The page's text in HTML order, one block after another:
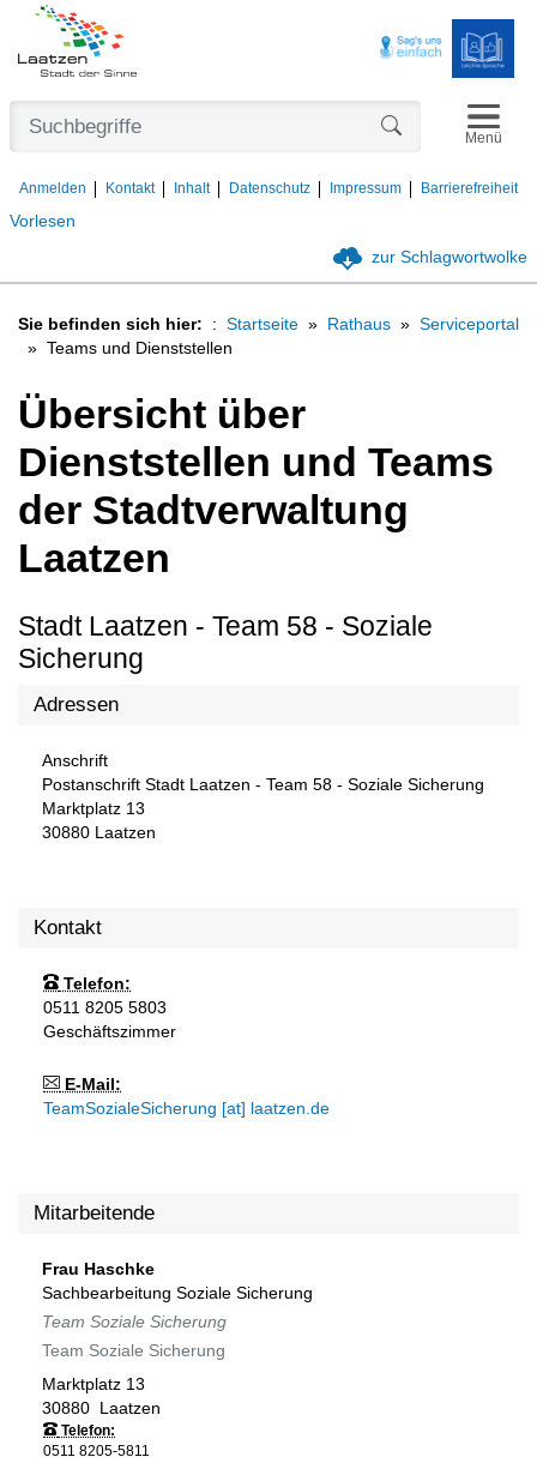
Vorlesen
Anmelden Kontakt Inhalt Datenschutz Impressum Barrierefreiheit
Menü
zur Schlagwortwolke
Sie befinden sich hier: Startseite Rathaus
Serviceportal
Teams und Dienststellen
Übersicht über
Dienststellen und Teams
der Stadtverwaltung
Laatzen
Stadt Laatzen - Team 58 - Soziale
Sicherung
Adressen
Anschrift
Postanschrift Stadt Laatzen - Team 58 - Soziale Sicherung
Marktplatz 13
30880 Laatzen
Kontakt
Telefon:
0511 8205 5803
Geschäftszimmer
E-Mail:
TeamSozialeSicherung [at] laatzen.de
Mitarbeitende
Frau Haschke
Sachbearbeitung Soziale Sicherung
Team Soziale Sicherung
Team Soziale Sicherung
Marktplatz 13
30880
Laatzen
Telefon:
0511 8205-5811